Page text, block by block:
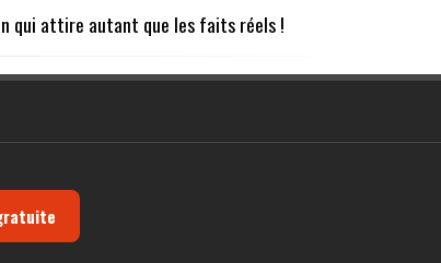
qui attire autant que les faits réels !